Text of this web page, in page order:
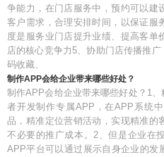
争能力，在门店服务中，预约可以建
客户需求，合理安排时间，以保证服
度是服务业门店提升业绩、提高客单
店的核心竞争力5、协助门店传播推
码收藏、
制作APP会给企业带来哪些好处？
制作APP会给企业带来哪些好处？1
者开发制作专属APP，在APP系统
品，精准定位营销活动，实现精准的
不必要的推广成本。2、但是企业在
APP平台可以通过展示自身企业的发